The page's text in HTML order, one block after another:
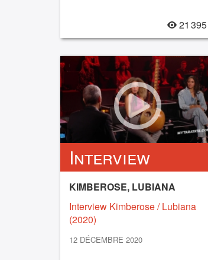
21 395
Interview
KIMBEROSE, LUBIANA
Interview Kimberose / Lubiana
(2020)
12 DÉCEMBRE 2020